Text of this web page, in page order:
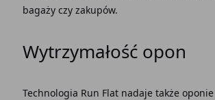
bagaży czy zakupów.
Wytrzymałość opon
Technologia Run Flat nadaje także